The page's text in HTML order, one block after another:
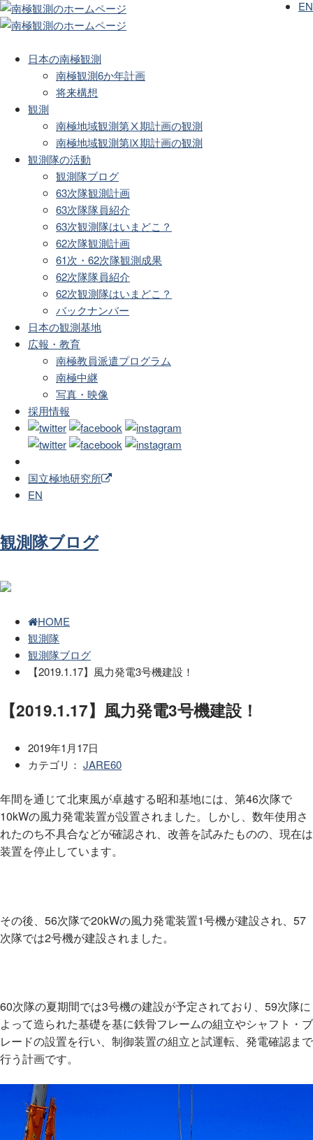
日本の南極観測
南極観測6か年計画
将来構想
観測
南極地域観測第Ⅹ期計画の観測
南極地域観測第Ⅸ期計画の観測
観測隊の活動
観測隊ブログ
63次隊観測計画
63次隊隊員紹介
63次観測隊はいまどこ？
62次隊観測計画
61次・62次隊観測成果
62次隊隊員紹介
62次観測隊はいまどこ？
バックナンバー
日本の観測基地
広報・教育
南極教員派遣プログラム
南極中継
写真・映像
採用情報
国立極地研究所
EN
EN
観測隊ブログ
HOME
観測隊
観測隊ブログ
【2019.1.17】風力発電3号機建設！
【2019.1.17】風力発電3号機建設！
2019年1月17日
カテゴリ： JARE60
年間を通じて北東風が卓越する昭和基地には、第46次隊で
10kWの風力発電装置が設置されました。しかし、数年使用さ
れたのち不具合などが確認され、改善を試みたものの、現在は
装置を停止しています。
その後、56次隊で20kWの風力発電装置1号機が建設され、57
次隊では2号機が建設されました。
60次隊の夏期間では3号機の建設が予定されており、59次隊に
よって造られた基礎を基に鉄骨フレームの組立やシャフト・ブ
レードの設置を行い、制御装置の組立と試運転、発電確認まで
行う計画です。